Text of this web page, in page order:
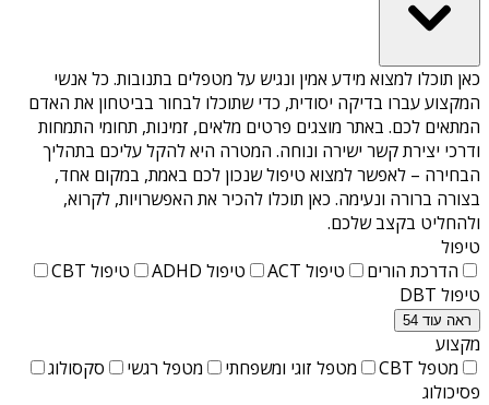
כאן תוכלו למצוא מידע אמין ונגיש על מטפלים בתנובות. כל אנשי
המקצוע עברו בדיקה יסודית, כדי שתוכלו לבחור בביטחון את האדם
המתאים לכם. באתר מוצגים פרטים מלאים, זמינות, תחומי התמחות
ודרכי יצירת קשר ישירה ונוחה. המטרה היא להקל עליכם בתהליך
הבחירה – לאפשר למצוא טיפול שנכון לכם באמת, במקום אחד,
בצורה ברורה ונעימה. כאן תוכלו להכיר את האפשרויות, לקרוא,
ולהחליט בקצב שלכם.
טיפול
הדרכת הורים
טיפול ACT טיפול ADHD
טיפול CBT
טיפול DBT
ראה עוד 54
מקצוע
מטפל CBT
מטפל זוגי ומשפחתי מטפל רגשי
סקסולוג
פסיכולוג